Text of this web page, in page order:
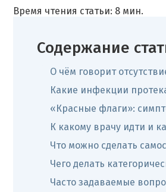
Время чтения статьи: 8 мин.
Содержание
О чём говорит
Какие инфекции
«Красные флаги»:
К какому врачу идти и
Что можно сделать
Чего делать
Часто задаваемые